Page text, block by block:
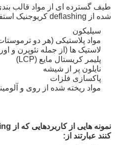
طیف گسترده ای از مواد قالب بندی
شده از deflashing کریوجنیک استفاده کنند.
سیلیکون
مواد پلاستیکی (هر دو
لاستیک ها (از جمله نئوپرن و
پلیمر کریستال مایع (LCP)
نایلون پر از شیشه
پاکسازی فلزات
مواد ریخته شده از روی و
کنند عبارتند از: